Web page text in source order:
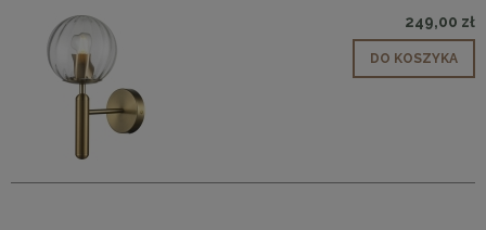
249,00 zł
DO KOSZYKA